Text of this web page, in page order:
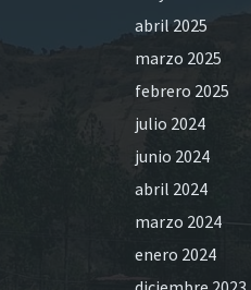
abril 2025
marzo 2025
febrero 2025
julio 2024
junio 2024
abril 2024
marzo 2024
enero 2024